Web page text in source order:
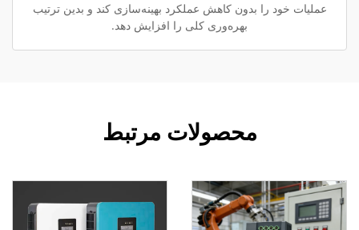
عملیات خود را بدون کاهش عملکرد بهینه‌سازی کند و بدین ترتیب
بهره‌وری کلی را افزایش دهد.
محصولات مرتبط